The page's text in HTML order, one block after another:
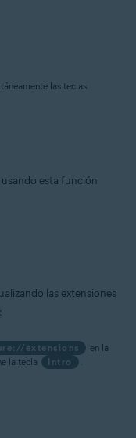
las teclas
esta función
las extensiones
extensions
en la
la tecla
Intro